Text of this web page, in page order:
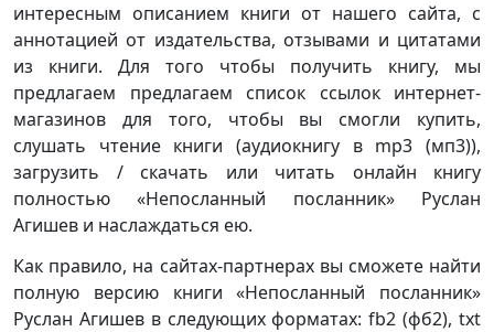
интересным описанием книги от нашего сайта, с
аннотацией от издательства, отзывами и цитатами
из книги. Для того чтобы получить книгу, мы
предлагаем предлагаем список ссылок интернет-
магазинов для того, чтобы вы смогли купить,
слушать чтение книги (аудиокнигу в mp3 (мп3)),
загрузить / скачать или читать онлайн книгу
полностью «Непосланный посланник» Руслан
Агишев и наслаждаться ею.
Как правило, на сайтах-партнерах вы сможете найти
полную версию книги «Непосланный посланник»
Руслан Агишев в следующих форматах: fb2 (фб2), txt